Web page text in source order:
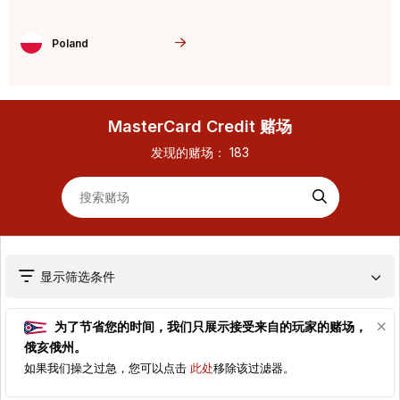
Poland
MasterCard Credit 赌场
发现的赌场： 183
显示筛选条件
为了节省您的时间，我们只展示接受来自的玩家的赌场，
俄亥俄州。
如果我们操之过急，您可以点击 此处移除该过滤器。